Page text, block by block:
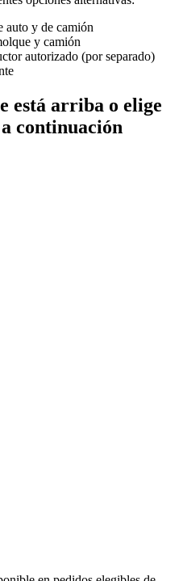
auto y de camión
y camión
autorizado (por separado)
está arriba o elige
continuación